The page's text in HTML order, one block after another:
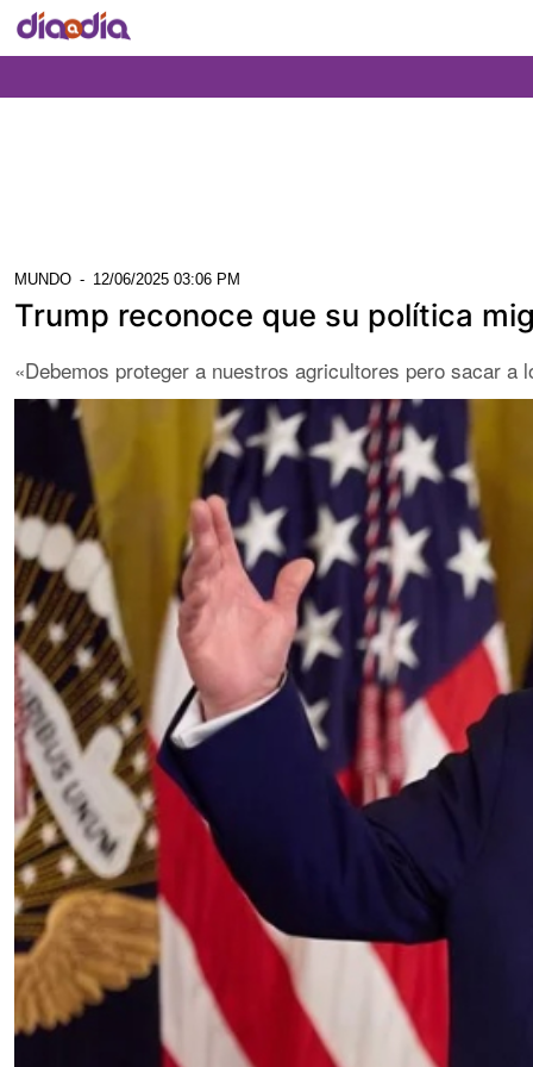
MUNDO - 12/06/2025 03:06 PM
Trump reconoce que su política
«Debemos proteger a nuestros agricultores pero sacar